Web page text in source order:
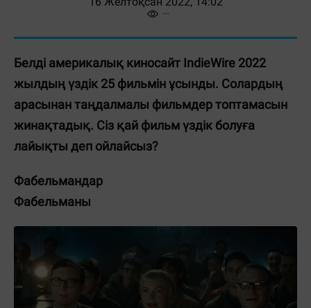
Белді америкалық киносайт IndieWire 2022
жылдың үздік 25 фильмін ұсынды. Солардың
арасынан таңдалмалы фильмдер топтамасын
жинақтадық. Сіз қай фильм үздік болуға
лайықты деп ойлайсыз?
Фабельмандар
Фабельманы